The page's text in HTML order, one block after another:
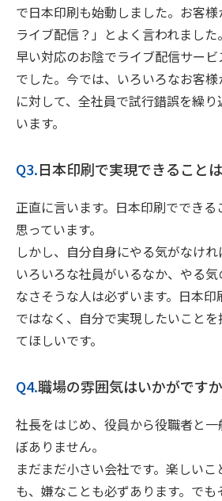
で日本印刷も始動しました。お客
ライブ配信？」とよく言われまし
早い対応のお陰でライブ配信サー
でした。今では、いろいろなお客
に対して、全社員で試行錯誤を繰
います。
Q3.日本印刷で実現できること
正直に言います。日本印刷でできる
思っています。
しかし、自分自身にやる気がなけれ
いろいろな社員がいるなか、やる
なさそうな人は必ずいます。日本印
ではなく、自分で実現したいこと
てほしいです。
Q4.職場の雰囲気はいかがです
社長をはじめ、役員から役職者と
ぼありません。
まだまだ小さい会社です。楽しいこ
も、嫌なことも必ずあります。で